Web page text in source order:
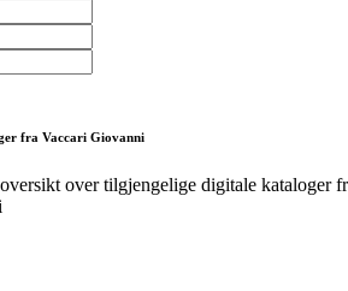
fra Vaccari Giovanni
over tilgjengelige digitale kataloger